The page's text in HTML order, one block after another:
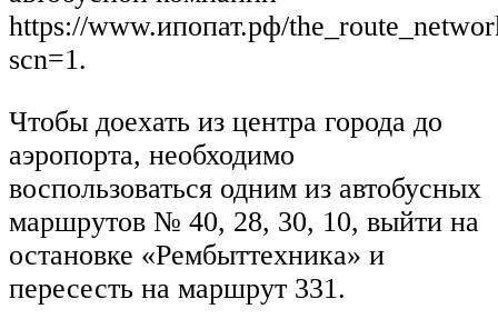
https://www.ипопат.рф/
scn=1.
Чтобы доехать из центра города до
аэропорта, необходимо
воспользоваться одним из автобусных
маршрутов № 40, 28, 30, 10, выйти на
остановке «Рембыттехника» и
пересесть на маршрут 331.